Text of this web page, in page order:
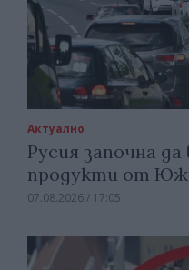
Актуално
Русия започна
продукти от
07.08.2026 / 17:05